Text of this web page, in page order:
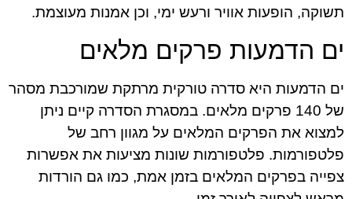
תשוקה, הופעות אוויר ורעש ימי, וכן אמנות מעוצמת.
ים הדמעות פרקים מלאים
ים הדמעות היא סדרה טורקית מרתקת שמורכבת מסהר
של 140 פרקים מלאים. במסגרת הסדרה קיים ניתן
למצוא את הפרקים המלאים על מגוון רחב של
פלטפורמות. פלטפורמות שונות מציעות את אפשרות
צפייה בפרקים המלאים בזמן אמת, כמו גם הורדות